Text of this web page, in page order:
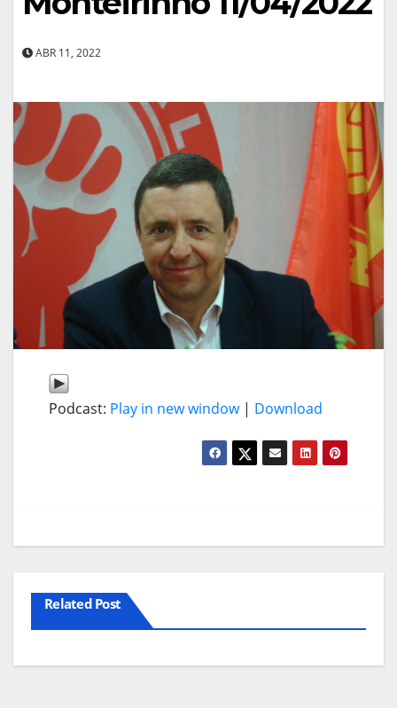
ABR 11, 2022
Podcast: Play in new window| Download
Related Post